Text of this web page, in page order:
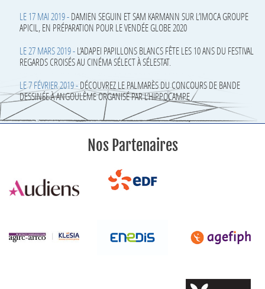
LE 17 MAI 2019 -DAMIEN SEGUIN ET SAM KARMANN SUR L’IMOCA GROUPE
APICIL, EN PRÉPARATION POUR LE VENDÉE GLOBE 2020
LE 27 MARS 2019 -L’ADAPEI PAPILLONS BLANCS FÊTE LES 10 ANS DU FESTIVAL
REGARDS CROISÉS AU CINÉMA SÉLECT À SÉLESTAT.
LE 7 FÉVRIER 2019 -DÉCOUVREZ LE PALMARÈS DU CONCOURS DE BANDE
DESSINÉE À ANGOULÊME ORGANISÉ PAR L’HIPPOCAMPE
Nos Partenaires